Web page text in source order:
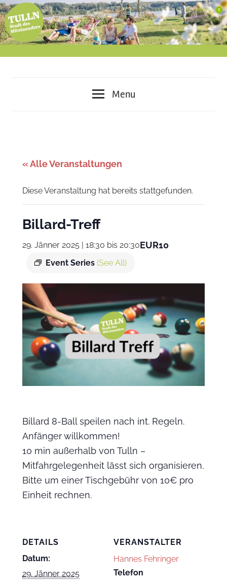
Skip
to
content
des
Miteinanders
gestalten
Menu
« Alle Veranstaltungen
Diese Veranstaltung hat bereits stattgefunden.
Billard-Treff
29. Jänner 2025 | 18:30 bis 20:30
Event Series (See All)
EUR10
Billard 8-Ball speilen nach int. Regeln.
Anfänger willkommen!
10 min außerhalb von Tulln –
Mitfahrgelegenheit lässt sich organisieren.
Bitte um einer Tischgebühr von 10€ pro
Einheit rechnen.
DETAILS
Datum:
29. Jänner 2025
VERANSTALTER
Hannes Fehringer
Telefon